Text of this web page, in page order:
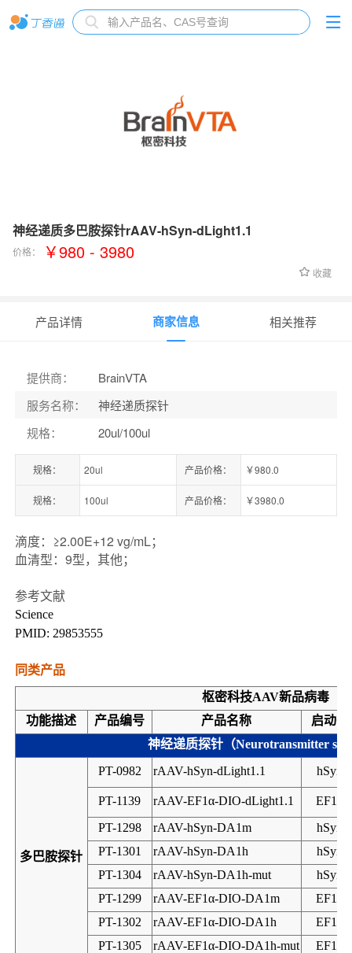
神经递质多巴胺探针rAAV-hSyn-dLight1.1
价格： ￥980 - 3980
收藏
产品详情 商家信息 相关推荐
提供商：
BrainVTA
服务名称：
神经递质探针
规格： 20ul/100ul
规格： 20ul 产品价格： ￥980.0
规格： 100ul 产品价格： ￥3980.0
滴度：≥2.00E+12 vg/mL；
血清型：9型，其他；
参考文献
Science
PMID: 29853555
同类产品
枢密科技AAV新品病毒
功能描述
产品编号 产品名称
启动子
神经递质探针（Neurotransmitter
多巴胺探针
PT-0982 rAAV-hSyn-dLight1.1 hSyn
PT-1139 rAAV-EF1α-DIO-dLight1.1
EF1α
PT-1298
rAAV-hSyn-DA1m
hSyn
PT-1301
rAAV-hSyn-DA1h
hSyn
PT-1304
rAAV-hSyn-DA1h-mut
hSyn
PT-1299
rAAV-EF1α-DIO-DA1m
EF1α
PT-1302
rAAV-EF1α-DIO-DA1h
EF1α
PT-1305
rAAV-EF1α-DIO-DA1h-mut
EF1α